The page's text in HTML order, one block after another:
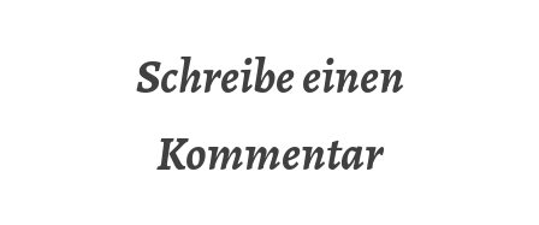
Schreibe einen
Kommentar